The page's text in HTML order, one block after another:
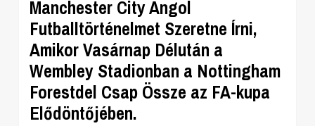
Manchester City Angol
Futballtörténelmet Szeretne Írni,
Amikor Vasárnap Délután a
Wembley Stadionban a Nottingham
Forestdel Csap Össze az FA-kupa
Elődöntőjében.